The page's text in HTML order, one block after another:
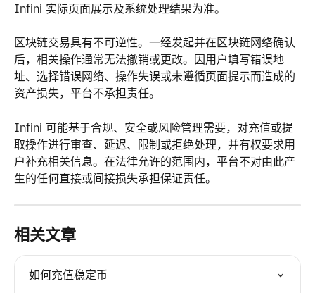
Infini 实际页面展示及系统处理结果为准。
区块链交易具有不可逆性。一经发起并在区块链网络确认
后，相关操作通常无法撤销或更改。因用户填写错误地
址、选择错误网络、操作失误或未遵循页面提示而造成的
资产损失，平台不承担责任。
Infini 可能基于合规、安全或风险管理需要，对充值或提
取操作进行审查、延迟、限制或拒绝处理，并有权要求用
户补充相关信息。在法律允许的范围内，平台不对由此产
生的任何直接或间接损失承担保证责任。
相关文章
如何充值稳定币